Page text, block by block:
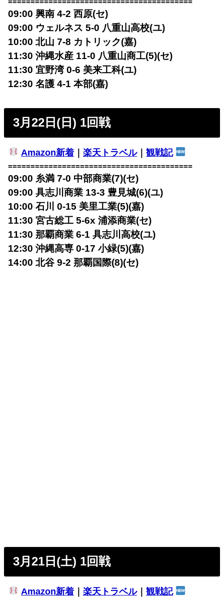
09:00 興南 4-2 西原(セ)
09:00 ウェルネス 5-0 八重山高校(ユ)
10:00 北山 7-8 カトリック(嘉)
11:30 沖縄水産 11-0 八重山商工(5)(セ)
11:30 宜野湾 0-6 美来工科(ユ)
12:30 名護 4-1 本部(嘉)
3月22日(日) 1回戦
Amazon新着｜ 楽天トラベル｜ 観戦記
=========================================
09:00 糸満 7-0 中部商業(7)(セ)
09:00 具志川商業 13-3 豊見城(6)(ユ)
10:00 石川 0-15 美里工業(5)(嘉)
11:30 宮古総工 5-6x 浦添商業(セ)
11:30 那覇商業 6-1 具志川高校(ユ)
12:30 沖縄高専 0-17 小緑(5)(嘉)
14:00 北谷 9-2 那覇国際(8)(セ)
3月21日(土) 1回戦
Amazon新着｜ 楽天トラベル｜ 観戦記